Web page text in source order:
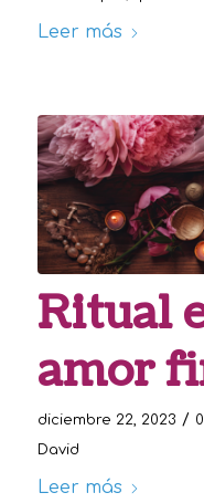
Leer más
Ritual
amor
diciembre 22, 2023 /
David
Leer más